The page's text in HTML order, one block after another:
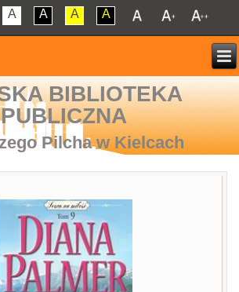
A A A A
BIBLIOTEKA
PUBLICZNA
Pilcha w Kielcach